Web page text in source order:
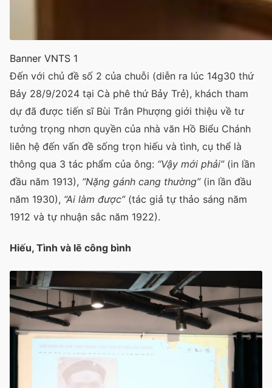
Banner VNTS 1
Đến với chủ đề số 2 của chuỗi (diễn ra lúc 14g30 thứ
Bảy 28/9/2024 tại Cà phê thứ Bảy Trẻ), khách tham
dự đã được tiến sĩ Bùi Trân Phượng giới thiệu về tư
tưởng trọng nhơn quyền của nhà văn Hồ Biểu Chánh
liên hệ đến vấn đề sống trọn hiếu và tình, cụ thể là
thông qua 3 tác phẩm của ông: “Vậy mới phải”(in lần
đầu năm 1913), “Nặng gánh cang thường”(in lần đầu
năm 1930), “Ai làm được”(tác giả tự thảo sáng năm
1912 và tự nhuận sắc năm 1922).
Hiếu, Tình và lẽ công bình